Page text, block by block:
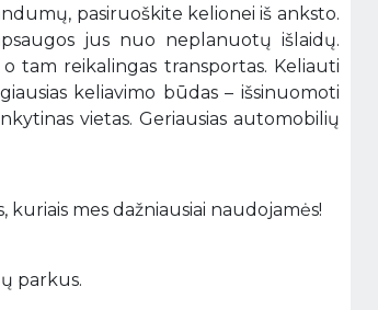
pasiruoškite kelionei iš anksto.
jus nuo neplanuotų išlaidų.
tam reikalingas transportas. Keliauti
keliavimo būdas – išsinuomoti
vietas. Geriausias automobilių
mes dažniausiai naudojamės!
parkus.